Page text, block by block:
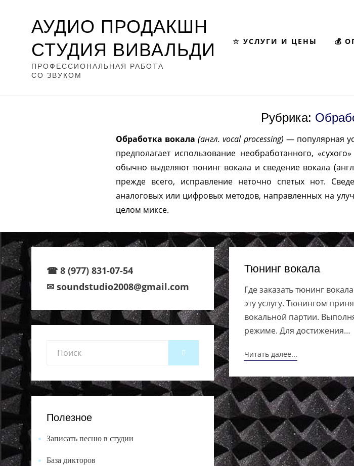
АУДИО ПРОДАКШН
СТУДИЯ ВИВАЛЬДИ
ПРОФЕССИОНАЛЬНАЯ РАБОТА
СО ЗВУКОМ
☆ УСЛУГИ И ЦЕНЫ 💰
Рубрика:
Обработка вокала (англ. vocal processing) — популярная
предполагает использование необработанного,
обычно выделяют тюнинг вокала и сведение вокала
прежде всего, исправление неточно спетых нот.
аналоговых или цифровых методов, направленных на
целом миксе.
Тюнинг вокала
Где заказать тюнинг
эту услугу. Тюнингом
вокальной партии.
режиме. Для достижения…
Читать далее...
☎ 8 (977) 831-07-54
✉ soundstudio2008@gmail.com
SEARCH
Полезное
Записать песню в студии
База дикторов